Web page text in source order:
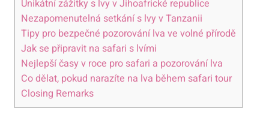
Unikátní zážitky s lvy v Jihoafrické republice
Nezapomenutelná setkání s lvy v Tanzanii
Tipy pro bezpečné pozorování lva ve volné přírodě
Jak se připravit na safari s lvími
Nejlepší časy v roce pro safari a pozorování lva
Co dělat, pokud narazíte na lva během safari tour
Closing Remarks